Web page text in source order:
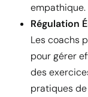
empathique.
Régulation
Les coachs
pour gérer
des
pratiques